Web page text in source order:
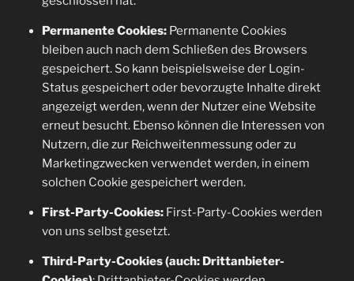
Permanente Cookies:Permanente Cookies
bleiben auch nach dem Schließen des Browsers
gespeichert. So kann beispielsweise der Login-
Status gespeichert oder bevorzugte Inhalte direkt
angezeigt werden, wenn der Nutzer eine Website
erneut besucht. Ebenso können die Interessen von
Nutzern, die zur Reichweitenmessung oder zu
Marketingzwecken verwendet werden, in einem
solchen Cookie gespeichert werden.
First-Party-Cookies:First-Party-Cookies werden
von uns selbst gesetzt.
Third-Party-Cookies (auch: Drittanbieter-